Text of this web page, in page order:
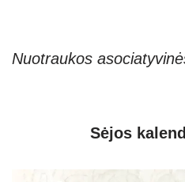
Nuotraukos
Sėjos